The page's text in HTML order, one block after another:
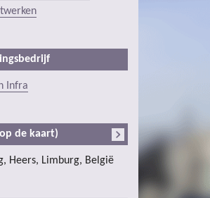
Infra
de kaart)
Heers, Limburg, België